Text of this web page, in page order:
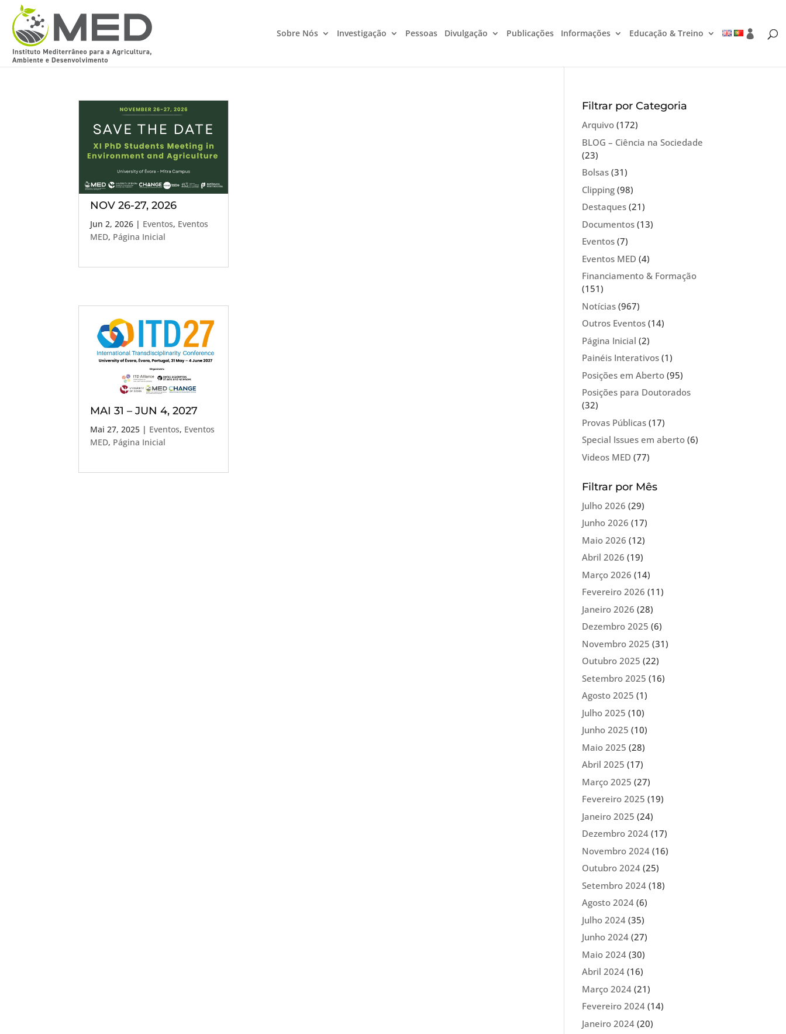
Sobre Nós Investigação Pessoas Divulgação Publicações Informações Educação & Treino
NOV 26-27, 2026
Jun 2, 2026 | Eventos, Eventos
MED, Página Inicial
MAI 31 – JUN 4, 2027
Mai 27, 2025 | Eventos, Eventos
MED, Página Inicial
Filtrar por Categoria
Arquivo(172)
BLOG – Ciência na Sociedade
(23)
Bolsas(31)
Clipping(98)
Destaques(21)
Documentos(13)
Eventos(7)
Eventos MED (4)
Financiamento & Formação
(151)
Notícias(967)
Outros Eventos(14)
Página Inicial (2)
Painéis Interativos(1)
Posições em Aberto(95)
Posições para Doutorados
(32)
Provas Públicas(17)
Special Issues em aberto(6)
Videos MED (77)
Filtrar por Mês
Julho 2026 (29)
Junho 2026 (17)
Maio 2026 (12)
Abril 2026 (19)
Março 2026 (14)
Fevereiro 2026 (11)
Janeiro 2026 (28)
Dezembro 2025 (6)
Novembro 2025 (31)
Outubro 2025 (22)
Setembro 2025 (16)
Agosto 2025 (1)
Julho 2025 (10)
Junho 2025 (10)
Maio 2025 (28)
Abril 2025 (17)
Março 2025 (27)
Fevereiro 2025 (19)
Janeiro 2025 (24)
Dezembro 2024(17)
Novembro 2024(16)
Outubro 2024(25)
Setembro 2024(18)
Agosto 2024(6)
Julho 2024(35)
Junho 2024(27)
Maio 2024(30)
Abril 2024(16)
Março 2024(21)
Fevereiro 2024(14)
Janeiro 2024(20)